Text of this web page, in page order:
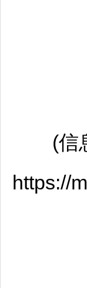
(信息
https://